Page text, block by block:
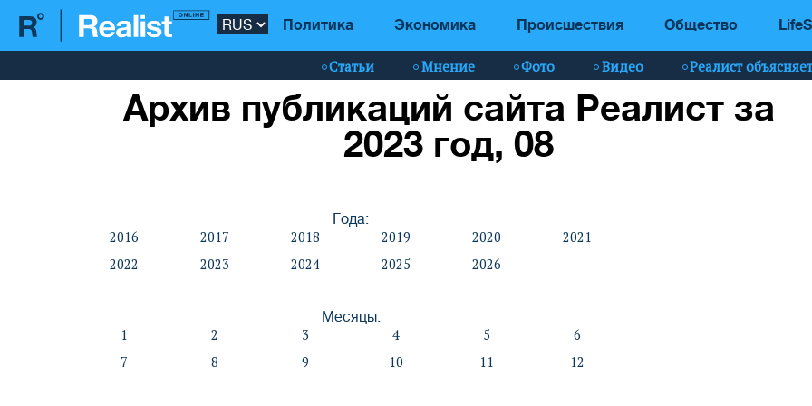
Политика Экономика Происшествия Общество
Статьи Мнение Фото Видео Реалист
Архив публикаций сайта Реалист за
2023 год, 08
Года:
2016 2017 2018 2019 2020
2021
2022
2023 2024 2025 2026
Месяцы:
1 2 3 4 5
6
7
8 9 10 11 12